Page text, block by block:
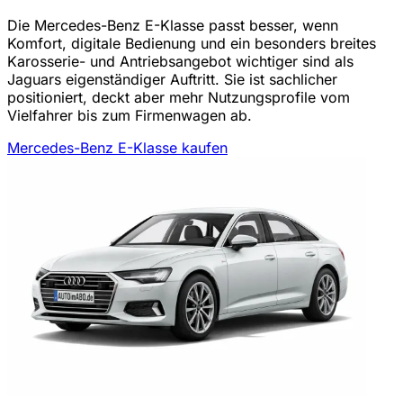
Die Mercedes-Benz E-Klasse passt besser, wenn
Komfort, digitale Bedienung und ein besonders breites
Karosserie- und Antriebsangebot wichtiger sind als
Jaguars eigenständiger Auftritt. Sie ist sachlicher
positioniert, deckt aber mehr Nutzungsprofile vom
Vielfahrer bis zum Firmenwagen ab.
Mercedes-Benz E-Klasse kaufen